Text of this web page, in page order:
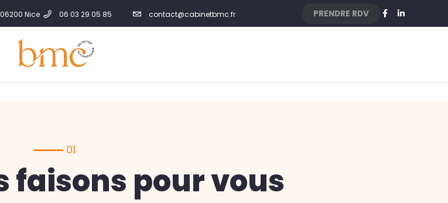
Nice 06 03 29 05 85 contact@cabinetbmc.fr PRENDRE RDV
01
faisons pour vous